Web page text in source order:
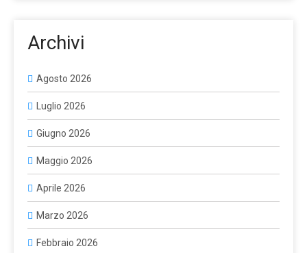
Archivi
Agosto 2026
Luglio 2026
Giugno 2026
Maggio 2026
Aprile 2026
Marzo 2026
Febbraio 2026